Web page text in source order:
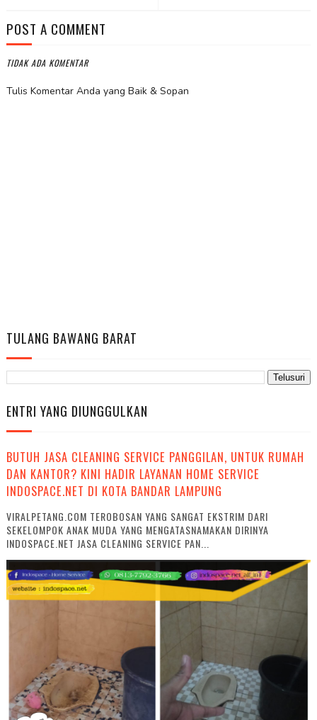
POST A COMMENT
TIDAK ADA KOMENTAR
Tulis Komentar Anda yang Baik & Sopan
TULANG BAWANG BARAT
ENTRI YANG DIUNGGULKAN
BUTUH JASA CLEANING SERVICE PANGGILAN, UNTUK RUMAH
DAN KANTOR? KINI HADIR LAYANAN HOME SERVICE
INDOSPACE.NET DI KOTA BANDAR LAMPUNG
VIRALPETANG.COM TEROBOSAN YANG SANGAT EKSTRIM DARI
SEKELOMPOK ANAK MUDA YANG MENGATASNAMAKAN DIRINYA
INDOSPACE.NET JASA CLEANING SERVICE PAN...